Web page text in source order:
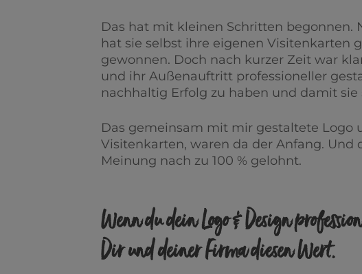
Das hat mit kleinen Schritten begonnen.
hat sie selbst ihre eigenen Visitenkarten
gewonnen. Doch nach kurzer Zeit war
und ihr Außenauftritt professioneller
nachhaltig Erfolg zu haben und damit
Das gemeinsam mit mir gestaltete Logo
Visitenkarten, waren da der Anfang. Und
Meinung nach zu 100 % gelohnt.
Wenn du dein Logo & Design
Dir und deiner Firma diesen Wert.